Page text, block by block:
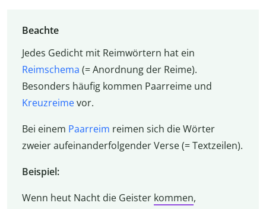
Beachte
Jedes Gedicht mit Reimwörtern hat ein
Reimschema (= Anordnung der Reime).
Besonders häufig kommen Paarreime und
Kreuzreimevor.
Bei einem Paarreim reimen sich die Wörter
zweier aufeinanderfolgender Verse (= Textzeilen).
Beispiel:
Wenn heut Nacht die Geister kommen,